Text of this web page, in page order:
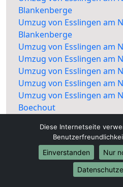
Blankenberge
Umzug von Esslingen am
Blankenberge
Umzug von Esslingen am
Umzug von Esslingen am
Umzug von Esslingen am
Umzug von Esslingen am
Umzug von Esslingen am
Boechout
Boechout
Umzug von Esslingen am
Bonheiden
Umzug von Esslingen am
Diese Internetseite
Einverstanden
Nur